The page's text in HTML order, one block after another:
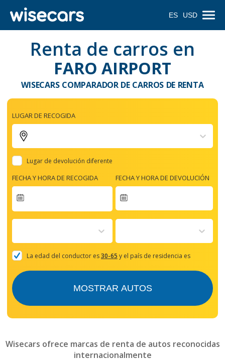
ES USD
Renta de carros en
FARO AIRPORT
WISECARS COMPARADOR DE CARROS DE RENTA
LUGAR DE RECOGIDA
Lugar de devolución diferente
FECHA Y HORA DE RECOGIDA
forward
with
the
and
mark
FECHA Y HORA DE DEVOLUCIÓN
La edad del conductor es30-65 y el país de residencia es
MOSTRAR AUTOS
Wisecars ofrece marcas de renta de autos reconocidas
internacionalmente